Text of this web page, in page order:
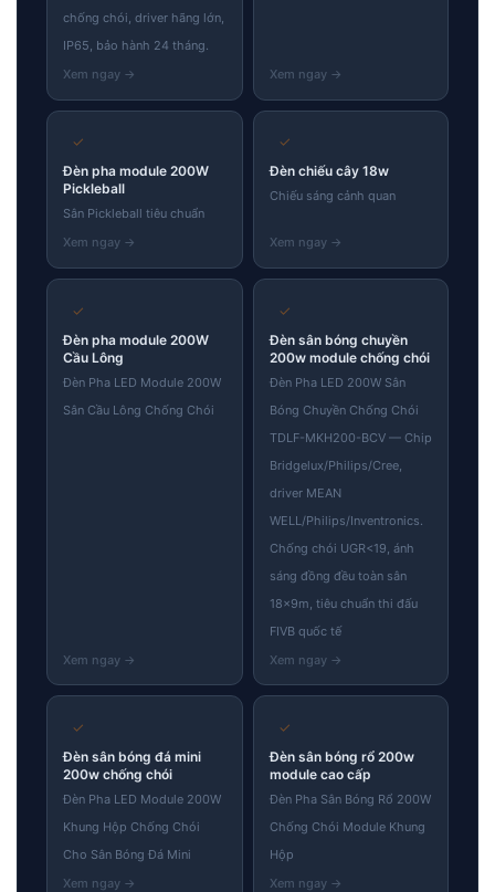
chống chói, driver hãng lớn,
IP65, bảo hành 24 tháng.
✓
Đèn pha module 200W
Pickleball
Sân Pickleball tiêu chuẩn
✓
Đèn chiếu cây 18w
Chiếu sáng cảnh quan
✓
Đèn pha module 200W
Cầu Lông
Đèn Pha LED Module 200W
Sân Cầu Lông Chống Chói
✓
Đèn sân bóng chuyền
200w module chống chói
Đèn Pha LED 200W Sân
Bóng Chuyền Chống Chói
TDLF-MKH200-BCV — Chip
Bridgelux/Philips/Cree,
driver MEAN
WELL/Philips/Inventronics.
Chống chói UGR<19, ánh
sáng đồng đều toàn sân
18×9m, tiêu chuẩn thi đấu
FIVB quốc tế
✓
Đèn sân bóng đá mini
200w chống chói
Đèn Pha LED Module 200W
Khung Hộp Chống Chói
Cho Sân Bóng Đá Mini
✓
Đèn sân bóng rổ 200w
module cao cấp
Đèn Pha Sân Bóng Rổ 200W
Chống Chói Module Khung
Hộp